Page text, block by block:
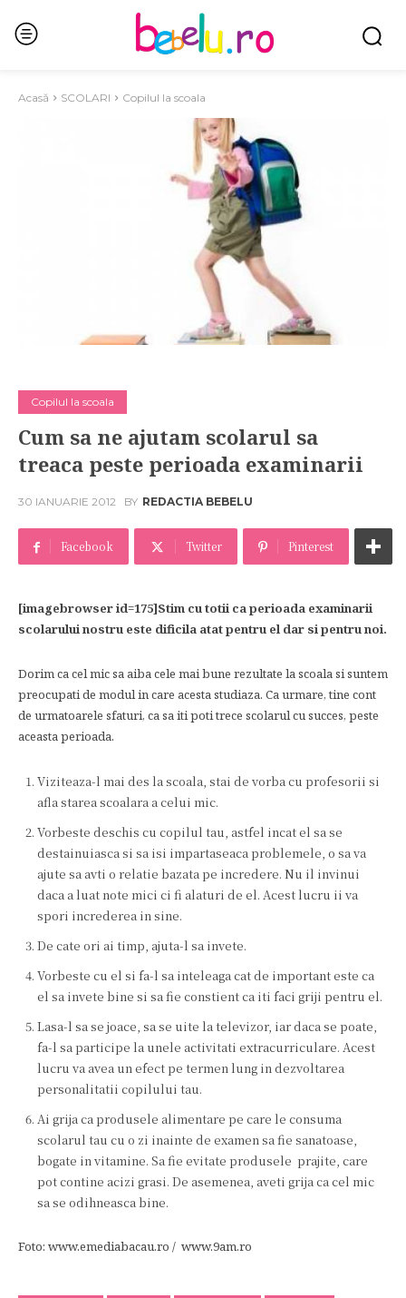
Acasă SCOLARI Copilul la scoala
Copilul la scoala
Cum sa ne ajutam scolarul sa
treaca peste perioada examinarii
30 IANUARIE 2012 BY REDACTIA BEBELU
Facebook Twitter Pinterest
[imagebrowser id=175]Stim cu totii ca perioada examinarii
scolarului nostru este dificila atat pentru el dar si pentru noi.
Dorim ca cel mic sa aiba cele mai bune rezultate la scoala si suntem
preocupati de modul in care acesta studiaza. Ca urmare, tine cont
de urmatoarele sfaturi, ca sa iti poti trece scolarul cu succes, peste
aceasta perioada.
Viziteaza-l mai des la scoala, stai de vorba cu profesorii si
afla starea scoalara a celui mic.
Vorbeste deschis cu copilul tau, astfel incat el sa se
destainuiasca si sa isi impartaseaca problemele, o sa va
ajute sa avti o relatie bazata pe incredere. Nu il invinui
daca a luat note mici ci fi alaturi de el. Acest lucru ii va
spori increderea in sine.
De cate ori ai timp, ajuta-l sa invete.
Vorbeste cu el si fa-l sa inteleaga cat de important este ca
el sa invete bine si sa fie constient ca iti faci griji pentru el.
Lasa-l sa se joace, sa se uite la televizor, iar daca se poate,
fa-l sa participe la unele activitati extracurriculare. Acest
lucru va avea un efect pe termen lung in dezvoltarea
personalitatii copilului tau.
Ai grija ca produsele alimentare pe care le consuma
scolarul tau cu o zi inainte de examen sa fie sanatoase,
bogate in vitamine. Sa fie evitate produsele prajite, care
pot contine acizi grasi. De asemenea, aveti grija ca cel mic
sa se odihneasca bine.
Foto: www.emediabacau.ro / www.9am.ro